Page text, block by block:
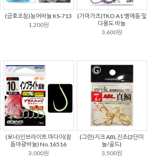
(금호조침)농어바늘 KS-713
1,200원
(가마가츠)TKO A1 벵에돔 및
다용도 바늘
3,600원
(오너)인브라이트 마다이(참
돔야광바늘) No.16516
3,000원
(그란)지크 ABL진조(2단미
늘/골드)
3,500원